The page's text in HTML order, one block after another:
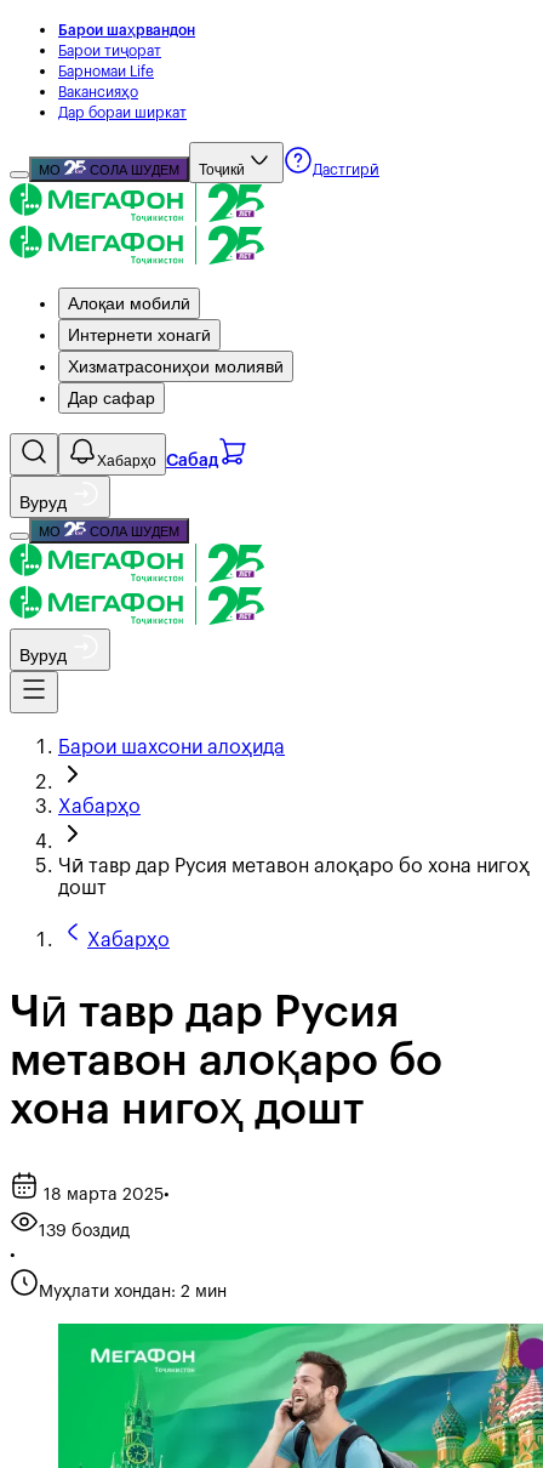
Барои шаҳрвандон
Барои тиҷорат
Барномаи Life
Вакансияҳо
Дар бораи ширкат
МО СОЛА ШУДЕМ Тоҷикӣ Дастгирӣ
Алоқаи мобилӣ
Интернети хонагӣ
Хизматрасониҳои молиявӣ
Дар сафар
Хабарҳо Сабад
Вуруд
МО СОЛА ШУДЕМ
Вуруд
Барои шахсони алоҳида
Хабарҳо
Чӣ тавр дар Русия метавон алоқаро бо хона нигоҳ
дошт
Хабарҳо
Чӣ тавр дар Русия
метавон алоқаро бо
хона нигоҳ дошт
18 марта 2025•
139 боздид
•
Муҳлати хондан: 2 мин